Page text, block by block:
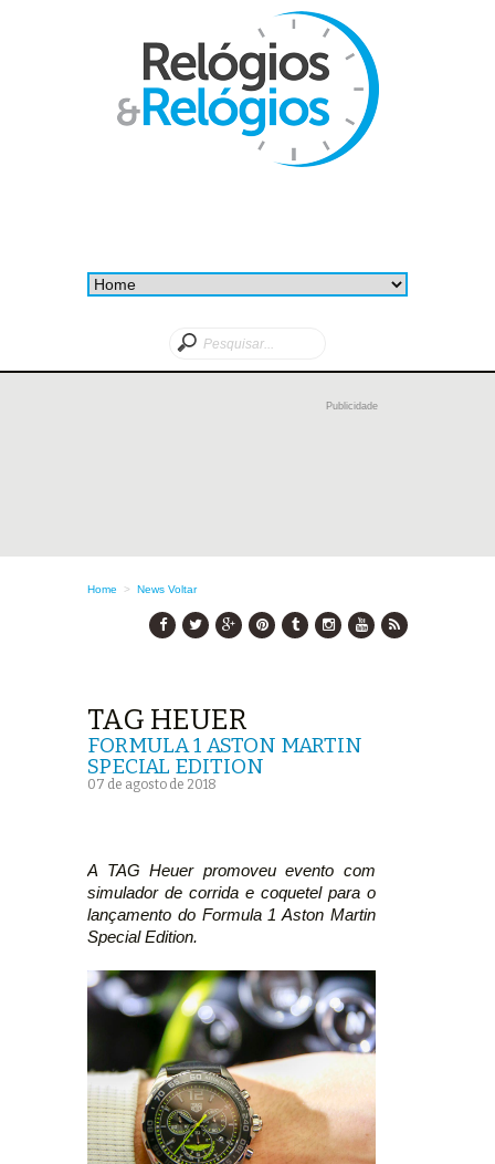
Publicidade
Home > News Voltar
TAG HEUER
FORMULA 1 ASTON MARTIN
SPECIAL EDITION
07 de agosto de 2018
A TAG Heuer promoveu evento com
simulador de corrida e coquetel para o
lançamento do Formula 1 Aston Martin
Special Edition.